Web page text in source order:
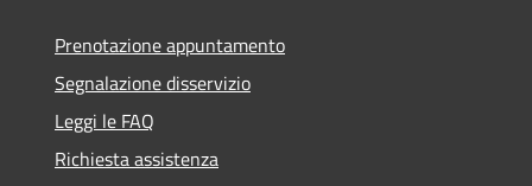
Prenotazione appuntamento
Segnalazione disservizio
Leggi le FAQ
Richiesta assistenza